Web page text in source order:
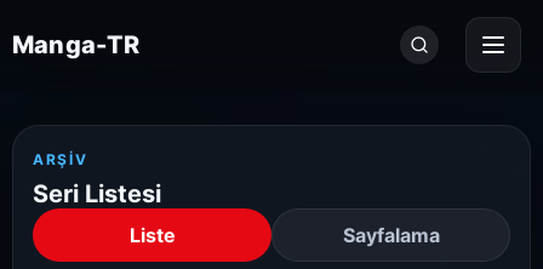
Manga-TR
Seri
ara...
ARŞIV
Seri Listesi
Liste Sayfalama